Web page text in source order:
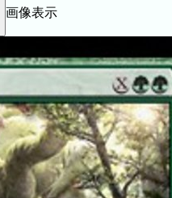
画像表示